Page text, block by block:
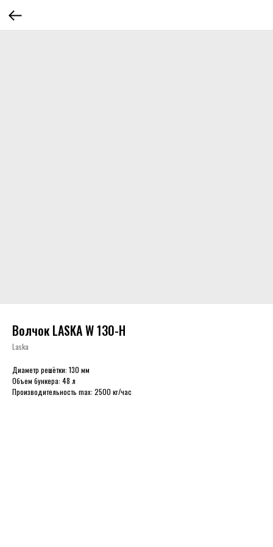
Волчок LASKA W 130-H
Laska
Диаметр решётки: 130 мм
Объем бункера: 48 л
Производительность max: 2500 кг/час